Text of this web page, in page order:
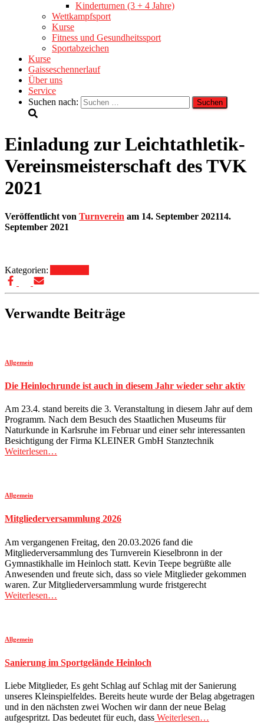
Kinderturnen (3 + 4 Jahre)
Wettkampfsport
Kurse
Fitness und Gesundheitssport
Sportabzeichen
Kurse
Gaisseschennerlauf
Über uns
Service
Suchen nach:
Einladung zur Leichtathletik-
Vereinsmeisterschaft des TVK
2021
Veröffentlicht von Turnverein am 14. September 202114.
September 2021
Kategorien:
Verwandte Beiträge
Allgemein
Die Heinlochrunde ist auch in diesem Jahr wieder sehr aktiv
Am 23.4. stand bereits die 3. Veranstaltung in diesem Jahr auf dem
Programm. Nach dem Besuch des Staatlichen Museums für
Naturkunde in Karlsruhe im Februar und einer sehr interessanten
Besichtigung der Firma KLEINER GmbH Stanztechnik
Weiterlesen…
Allgemein
Mitgliederversammlung 2026
Am vergangenen Freitag, den 20.03.2026 fand die
Mitgliederversammlung des Turnverein Kieselbronn in der
Gymnastikhalle im Heinloch statt. Kevin Teepe begrüßte alle
Anwesenden und freute sich, dass so viele Mitglieder gekommen
waren. Zur Mitgliederversammlung wurde fristgerecht
Weiterlesen…
Allgemein
Sanierung im Sportgelände Heinloch
Liebe Mitglieder, Es geht Schlag auf Schlag mit der Sanierung
unseres Kleinspielfeldes. Bereits heute wurde der Belag abgetragen
und in den nächsten zwei Wochen wir dann der neue Belag
aufgespritzt. Das bedeutet für euch, dass Weiterlesen…